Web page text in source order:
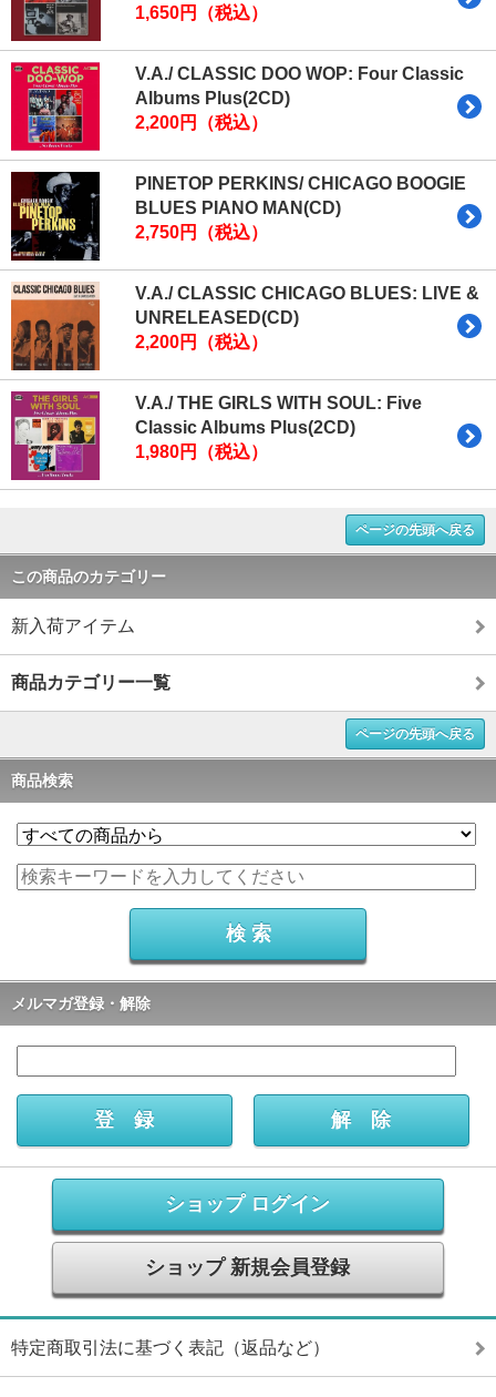
1,650円（税込）
V.A./ CLASSIC DOO WOP: Four Classic
Albums Plus(2CD)
2,200円（税込）
PINETOP PERKINS/ CHICAGO BOOGIE
BLUES PIANO MAN(CD)
2,750円（税込）
V.A./ CLASSIC CHICAGO BLUES: LIVE &
UNRELEASED(CD)
2,200円（税込）
V.A./ THE GIRLS WITH SOUL: Five
Classic Albums Plus(2CD)
1,980円（税込）
ページの先頭へ戻る
この商品のカテゴリー
新入荷アイテム
商品カテゴリー一覧
ページの先頭へ戻る
商品検索
メルマガ登録・解除
ショップ ログイン
ショップ 新規会員登録
特定商取引法に基づく表記（返品など）